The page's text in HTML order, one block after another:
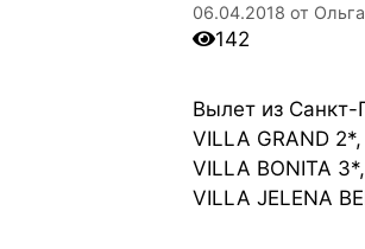
06.04.2018 от
142
Вылет из Санкт-
VILLA GRAND
VILLA BONITA
VILLA JELENA